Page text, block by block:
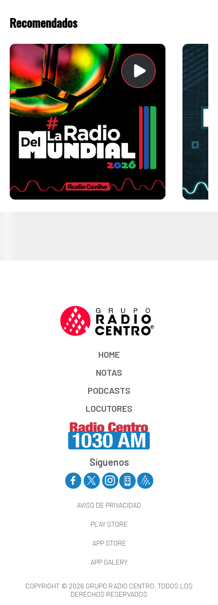
Recomendados
HOME
NOTAS
PODCASTS
LOCUTORES
Síguenos
AVISO DE PRIVACIDAD
PLAY STORE
APP STORE
APP GALERY
COPYRIGHT © 2026 GRUPO RADIO CENTRO. TODOS LOS
DERECHOS RESERVADOS